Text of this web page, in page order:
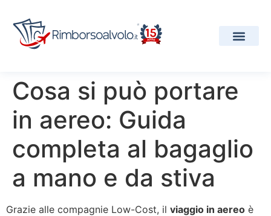
Cosa si può portare
in aereo: Guida
completa al bagaglio
a mano e da stiva
Grazie alle compagnie Low-Cost, il viaggio in aereo è